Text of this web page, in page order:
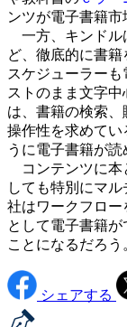
ンツが電子書籍市
一方、キンドル
ど、徹底的に書籍
スケジューラー
ストのまま文字
は、書籍の検索
操作性を求めてい
うに電子書籍が読
コンテンツに本
しても特別にマ
社はワークフロ
として電子書籍
ことになるだろう
シェアする